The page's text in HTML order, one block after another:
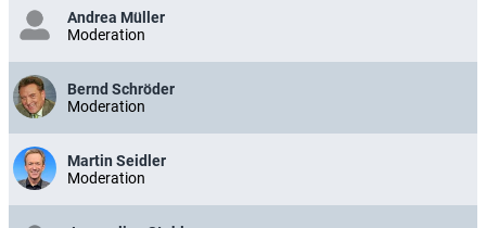
Andrea Müller
Moderation
Bernd Schröder
Moderation
Martin Seidler
Moderation